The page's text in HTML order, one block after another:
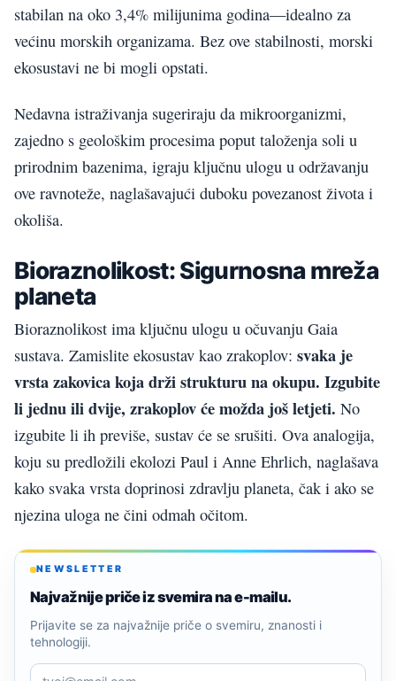
stabilan na oko 3,4% milijunima godina—idealno za
većinu morskih organizama. Bez ove stabilnosti, morski
ekosustavi ne bi mogli opstati.
Nedavna istraživanja sugeriraju da mikroorganizmi,
zajedno s geološkim procesima poput taloženja soli u
prirodnim bazenima, igraju ključnu ulogu u održavanju
ove ravnoteže, naglašavajući duboku povezanost života i
okoliša.
Bioraznolikost: Sigurnosna mreža
planeta
Bioraznolikost ima ključnu ulogu u očuvanju Gaia
sustava. Zamislite ekosustav kao zrakoplov: svaka je
vrsta zakovica koja drži strukturu na okupu. Izgubite
li jednu ili dvije, zrakoplov će možda još letjeti. No
izgubite li ih previše, sustav će se srušiti. Ova analogija,
koju su predložili ekolozi Paul i Anne Ehrlich, naglašava
kako svaka vrsta doprinosi zdravlju planeta, čak i ako se
njezina uloga ne čini odmah očitom.
NEWSLETTER
Najvažnije priče iz svemira na e-mailu.
Prijavite se za najvažnije priče o svemiru, znanosti i
tehnologiji.